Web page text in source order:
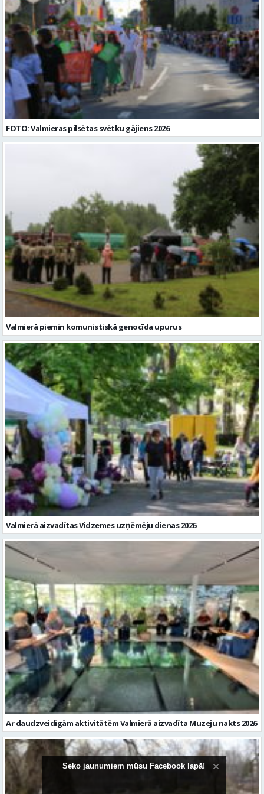
Darbības joma: Izglītība / Zinātne Pieteikto vietu skaits: 1 Aktuāla
līdz: 2026-08-17 Kontaktpersona: vgv@valmiera.edu.lv 29182105
FOTO: Valmieras pilsētas svētku gājiens 2026
Valmierā piemin komunistiskā genocīda upurus
Valmierā aizvadītas Vidzemes uzņēmēju dienas 2026
Ar daudzveidīgām aktivitātēm Valmierā aizvadīta Muzeju nakts 2026
Seko jaunumiem mūsu Facebook lapā!